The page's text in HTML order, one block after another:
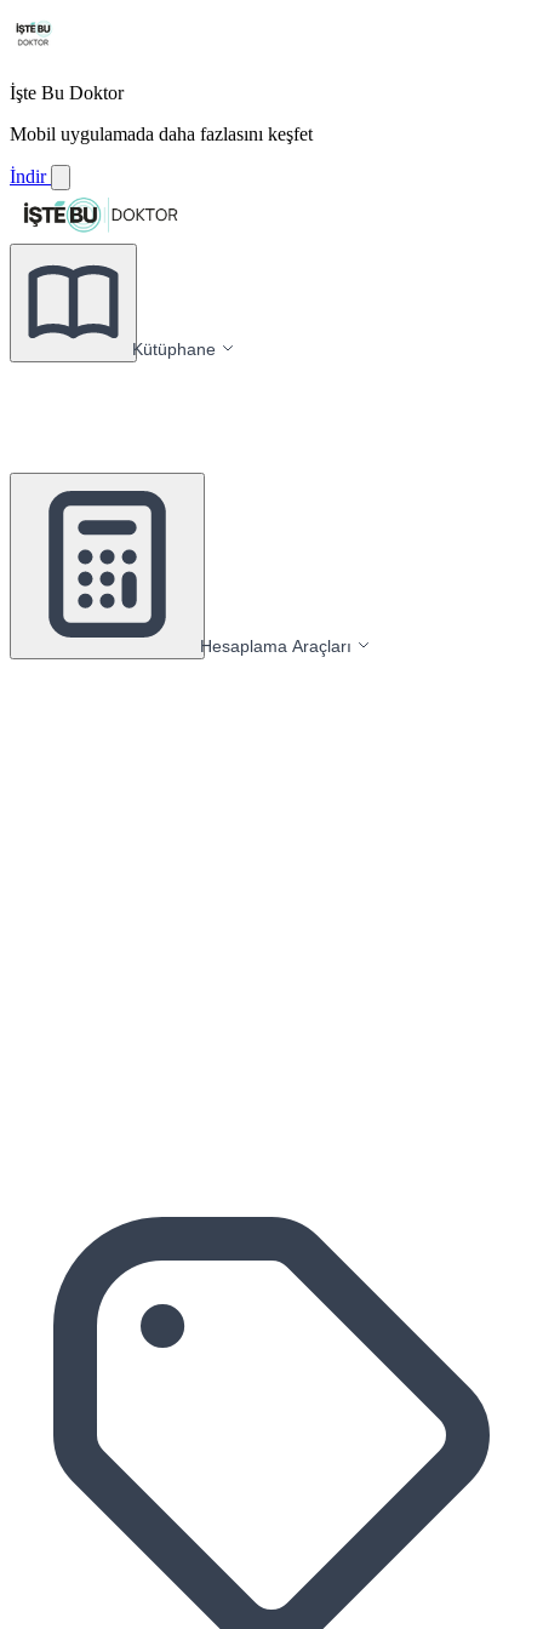
İşte Bu Doktor
Mobil uygulamada daha fazlasını keşfet
İndir
Kütüphane
Hesaplama Araçları